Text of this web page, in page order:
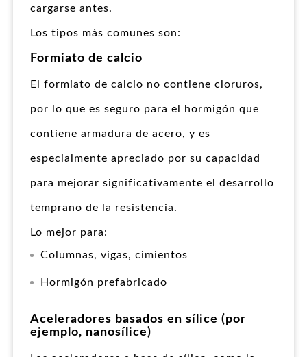
cargarse antes.
Los tipos más comunes son:
Formiato de calcio
El formiato de calcio no contiene cloruros,
por lo que es seguro para el hormigón que
contiene armadura de acero, y es
especialmente apreciado por su capacidad
para mejorar significativamente el desarrollo
temprano de la resistencia.
Lo mejor para:
Columnas, vigas, cimientos
Hormigón prefabricado
Aceleradores basados en sílice (por
ejemplo, nanosílice)